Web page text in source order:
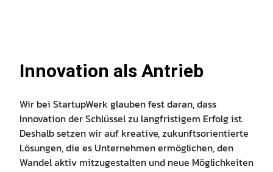
Innovation als Antrieb
Wir bei StartupWerk glauben fest daran, dass
Innovation der Schlüssel zu langfristigem Erfolg ist.
Deshalb setzen wir auf kreative, zukunftsorientierte
Lösungen, die es Unternehmen ermöglichen, den
Wandel aktiv mitzugestalten und neue Möglichkeiten